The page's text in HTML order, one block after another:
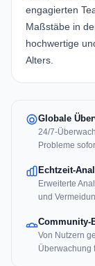
engagierten
Maßstäbe in
hochwertige
Alters.
Globale
24/7-
Probleme
Echtzeit-
Erweiterte
und
Community-
Von Nutzern
Überwachung